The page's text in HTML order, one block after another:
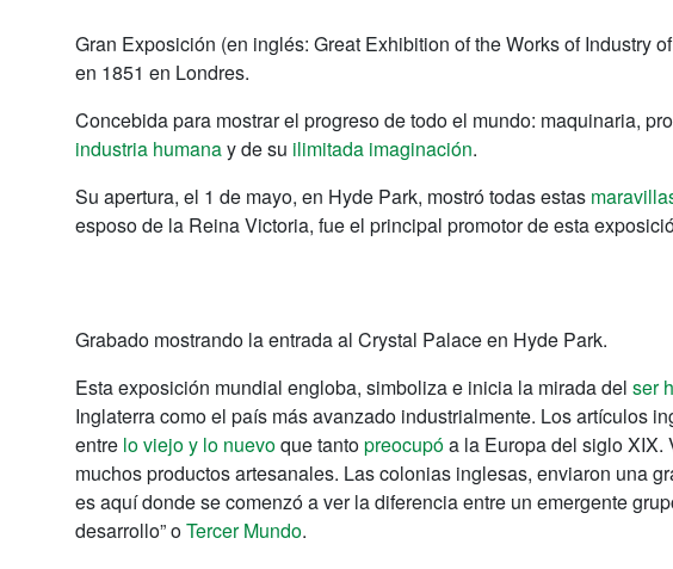
Gran Exposición (en inglés: Great Exhibition of the Works of Industry
en 1851 en Londres.
Concebida para mostrar el progreso de todo el mundo: maquinaria,
industria humanay de su ilimitada imaginación.
Su apertura, el 1 de mayo, en Hyde Park, mostró todas estas
esposo de la Reina Victoria, fue el principal promotor de esta
Grabado mostrando la entrada al Crystal Palace en Hyde Park.
Esta exposición mundial engloba, simboliza e inicia la mirada del ser
Inglaterra como el país más avanzado industrialmente. Los artículos
entre lo viejo y lo nuevoque tantopreocupóa la Europa del siglo XIX.
muchos productos artesanales. Las colonias inglesas, enviaron una
es aquí donde se comenzó a ver la diferencia entre un emergente
desarrollo” oTercer Mundo.